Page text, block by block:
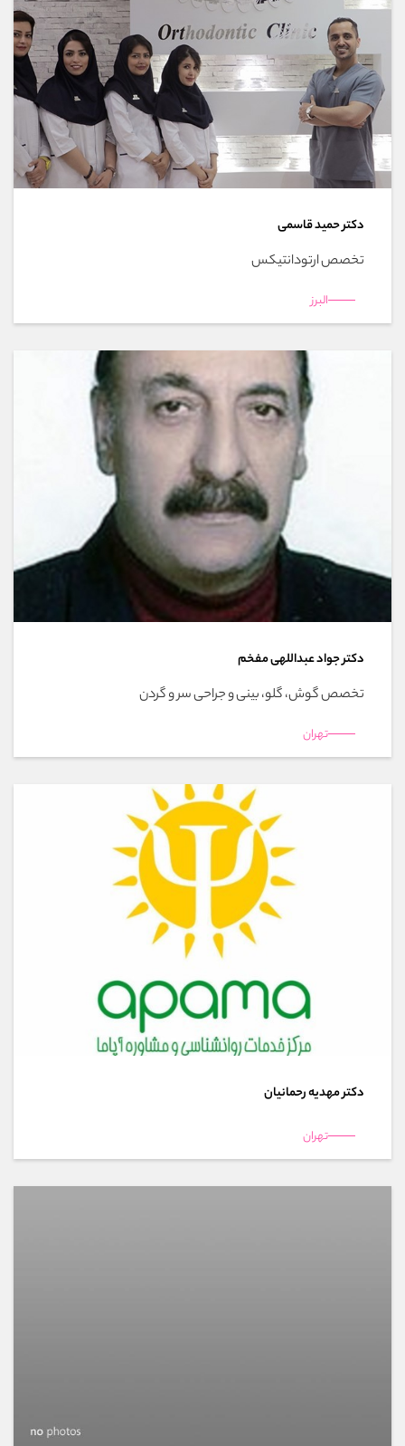
دکتر حمید قاسمی
تخصص ارتودانتیکس
البرز
دکتر جواد عبداللهی مفخم
تخصص گوش، گلو، بینی و جراحی سر و گردن
تهران
دکتر مهدیه رحمانیان
تهران